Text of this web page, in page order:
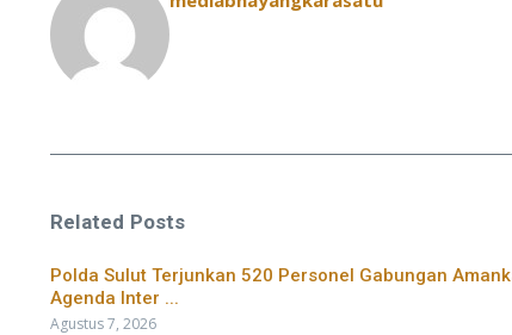
Related Posts
​Polda Sulut Terjunkan 520 Personel Gabungan
Agenda Inter ...
Agustus 7, 2026